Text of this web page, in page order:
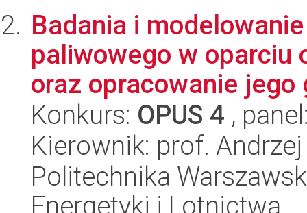
Badania i
paliwowego w oparciu
oraz opracowanie jego
Konkurs: OPUS 4 ,
Kierownik: prof.
Politechnika
Energetyki i Lotnictwa